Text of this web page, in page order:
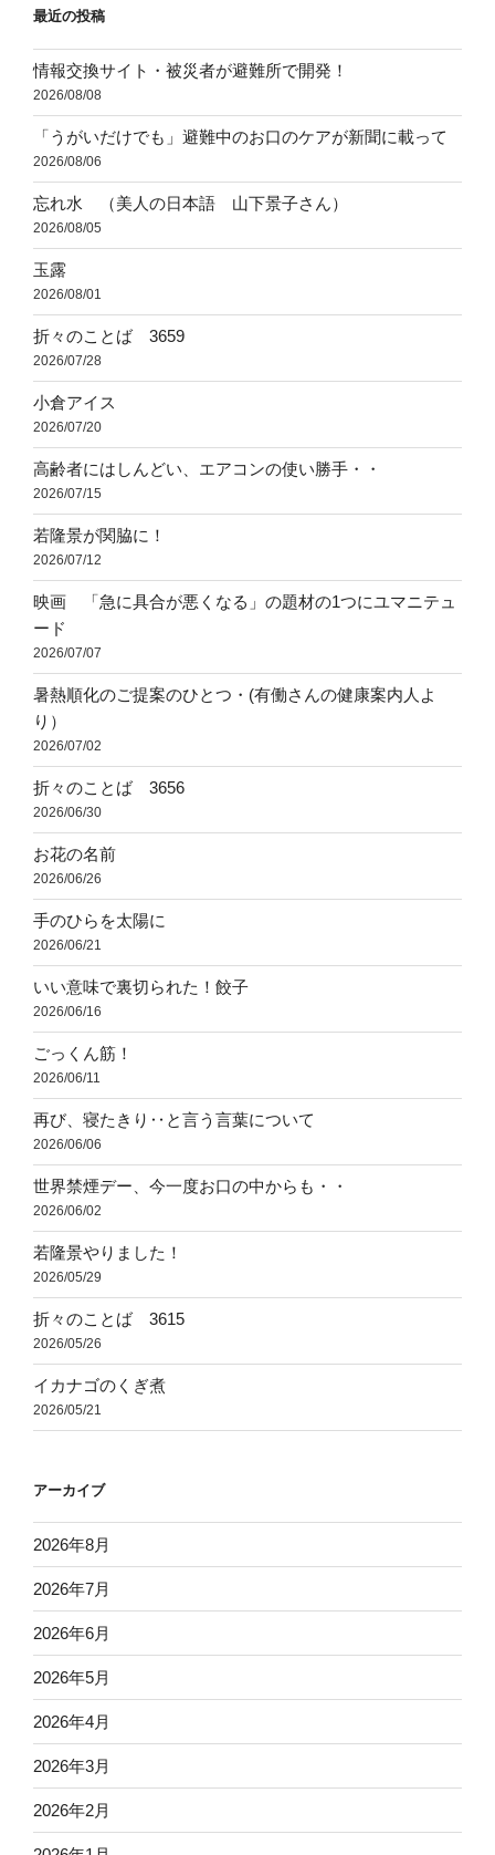
ン
最近の投稿
情報交換サイト・被災者が避難所で開発！
2026/08/08
「うがいだけでも」避難中のお口のケアが新聞に載って
2026/08/06
忘れ水 （美人の日本語 山下景子さん）
2026/08/05
玉露
2026/08/01
折々のことば 3659
2026/07/28
小倉アイス
2026/07/20
高齢者にはしんどい、エアコンの使い勝手・・
2026/07/15
若隆景が関脇に！
2026/07/12
映画 「急に具合が悪くなる」の題材の1つにユマニテュ
ード
2026/07/07
暑熱順化のご提案のひとつ・(有働さんの健康案内人よ
り）
2026/07/02
折々のことば 3656
2026/06/30
お花の名前
2026/06/26
手のひらを太陽に
2026/06/21
いい意味で裏切られた！餃子
2026/06/16
ごっくん筋！
2026/06/11
再び、寝たきり‥と言う言葉について
2026/06/06
世界禁煙デー、今一度お口の中からも・・
2026/06/02
若隆景やりました！
2026/05/29
折々のことば 3615
2026/05/26
イカナゴのくぎ煮
2026/05/21
アーカイブ
2026年8月
2026年7月
2026年6月
2026年5月
2026年4月
2026年3月
2026年2月